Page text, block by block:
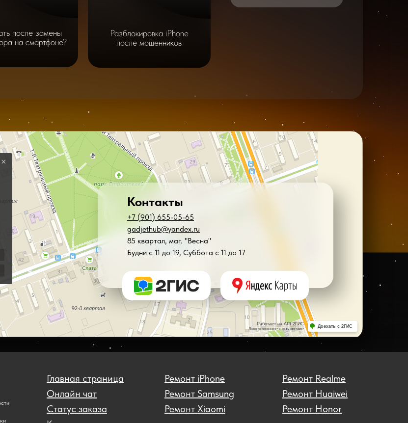
Разблокировка iPhone
после мошенников
после замены
на смартфоне?
+7 (901) 655-05-65
gadjethub@yandex.ru
85 квартал, маг. "Весна"
Будни с 11 до 19, Суббота с 11 до 17
Контакты
Главная страница
Статус заказа
Ремонт iPhone
Ремонт Samsung
Ремонт Xiaomi
Ремонт Realme
Ремонт Huaiwei
Ремонт Honor
Онлайн чат